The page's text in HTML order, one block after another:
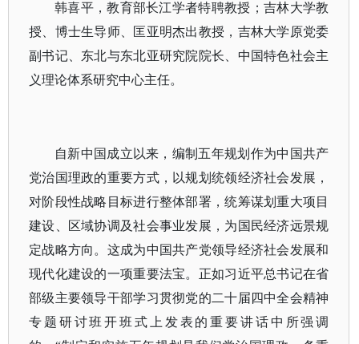
韩喜平，教育部长江学者特聘教授；吉林大学教
授、博士生导师、匡亚明杰出教授，吉林大学原党委
副书记、东北与东北亚研究院院长、中国特色社会主
义理论体系研究中心主任。
自新中国成立以来，编制五年规划作为中国共产
党治国理政的重要方式，以规划统领经济社会发展，
对阶段性战略目标进行整体部署，统筹谋划重大项目
建设、区域协调及社会事业发展，为国民经济远景规
定战略方向。这成为中国共产党领导经济社会发展和
现代化建设的一项重要法宝。正如习近平总书记在省
部级主要领导干部学习贯彻党的二十届四中全会精神
专题研讨班开班式上发表的重要讲话中所强调